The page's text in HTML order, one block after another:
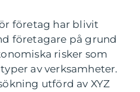
företag har blivit
företagare på grund
risker som
av verksamheter.
utförd av XYZ